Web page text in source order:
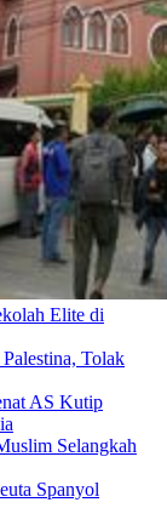
Elite di
Tolak
AS Kutip
Selangkah
Spanyol